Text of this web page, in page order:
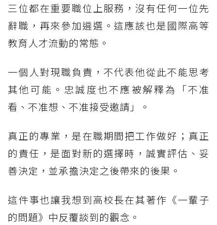
三位都在重要職位上服務，沒有任何一位先
辭職，再來參加遴選。這應該也是國際高等
教育人才流動的常態。
一個人對現職負責，不代表他從此不能思考
其他可能。忠誠度也不應被解釋為「不准
看、不准想、不准接受邀請」。
真正的專業，是在職期間把工作做好；真正
的責任，是面對新的選擇時，誠實評估、妥
善決定，並承擔決定之後帶來的後果。
這件事也讓我想到高校長在其著作《一輩子
的問題》中反覆談到的觀念。